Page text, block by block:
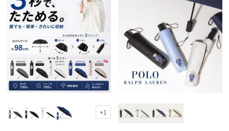
価格の低い
順
人気順
売上点数順
お気に入り
+1